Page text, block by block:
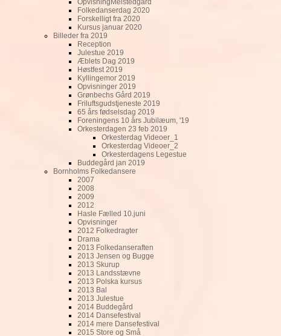
OpvisningMelstedgård
Folkedanserdag 2020
Forskelligt fra 2020
Kursus januar 2020
Billeder fra 2019
Reception
Julestue 2019
Æblets Dag 2019
Høstfest 2019
Kyllingemor 2019
Opvisninger 2019
Grønbechs Gård 2019
Friluftsgudstjeneste 2019
65 års fødselsdag 2019
Foreningens 10 års Jubilæum, '19
Orkesterdagen 23 feb 2019
Orkesterdag Videoer_1
Orkesterdag Videoer_2
Orkesterdagens Legestue
Buddegård jan 2019
Bornholms Folkedansere
2007
2008
2009
2012
Hasle Fælled 10.juni
Opvisninger
2012 Folkedragter
Drama
2013 Folkedanseraften
2013 Jensen og Bugge
2013 Skurup
2013 Landsstævne
2013 Polska kursus
2013 Bal
2013 Julestue
2014 Buddegård
2014 Dansefestival
2014 mere Dansefestival
2015 Store og Små